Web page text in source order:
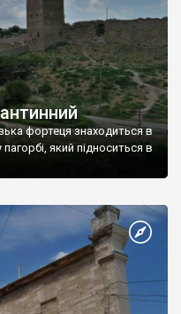
фортеця знаходиться в
який підноситься в